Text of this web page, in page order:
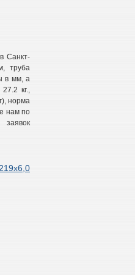
Санкт-
труба
в мм, а
кг.,
норма
нам по
заявок